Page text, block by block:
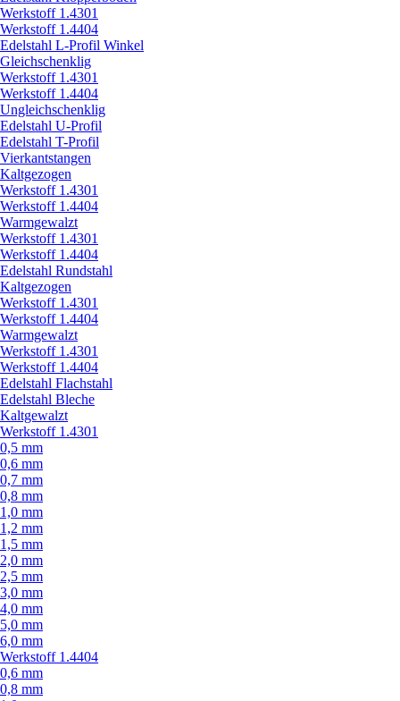
Werkstoff 1.4301
Werkstoff 1.4404
Edelstahl L-Profil Winkel
Gleichschenklig
Werkstoff 1.4301
Werkstoff 1.4404
Ungleichschenklig
Edelstahl U-Profil
Edelstahl T-Profil
Vierkantstangen
Kaltgezogen
Werkstoff 1.4301
Werkstoff 1.4404
Warmgewalzt
Werkstoff 1.4301
Werkstoff 1.4404
Edelstahl Rundstahl
Kaltgezogen
Werkstoff 1.4301
Werkstoff 1.4404
Warmgewalzt
Werkstoff 1.4301
Werkstoff 1.4404
Edelstahl Flachstahl
Edelstahl Bleche
Kaltgewalzt
Werkstoff 1.4301
0,5 mm
0,6 mm
0,7 mm
0,8 mm
1,0 mm
1,2 mm
1,5 mm
2,0 mm
2,5 mm
3,0 mm
4,0 mm
5,0 mm
6,0 mm
Werkstoff 1.4404
0,6 mm
0,8 mm